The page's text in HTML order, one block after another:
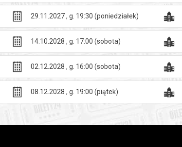
29.11.2027 , g. 19:30 (poniedziałek)
14.10.2028 , g. 17:00 (sobota)
02.12.2028 , g. 16:00 (sobota)
08.12.2028 , g. 19:00 (piątek)